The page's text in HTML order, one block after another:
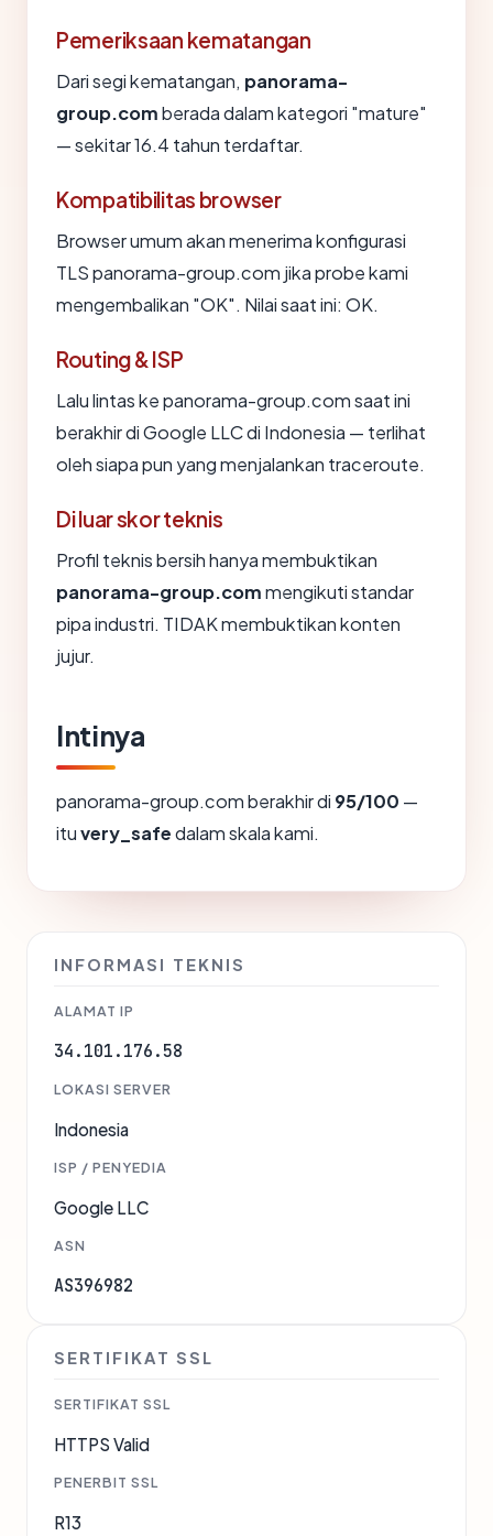
Pemeriksaan kematangan
Dari segi kematangan, panorama-
group.comberada dalam kategori "mature"
— sekitar 16.4 tahun terdaftar.
Kompatibilitas browser
Browser umum akan menerima konfigurasi
TLS panorama-group.com jika probe kami
mengembalikan "OK". Nilai saat ini: OK.
Routing & ISP
Lalu lintas ke panorama-group.com saat ini
berakhir di Google LLC di Indonesia — terlihat
oleh siapa pun yang menjalankan traceroute.
Di luar skor teknis
Profil teknis bersih hanya membuktikan
panorama-group.commengikuti standar
pipa industri. TIDAK membuktikan konten
jujur.
Intinya
panorama-group.com berakhir di 95/100 —
ituvery_safedalam skala kami.
INFORMASI TEKNIS
ALAMAT IP
34.101.176.58
LOKASI SERVER
Indonesia
ISP / PENYEDIA
Google LLC
ASN
AS396982
SERTIFIKAT SSL
SERTIFIKAT SSL
HTTPS Valid
PENERBIT SSL
R13